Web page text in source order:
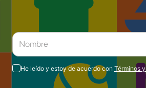
He leído y estoy de acuerdo con Términos